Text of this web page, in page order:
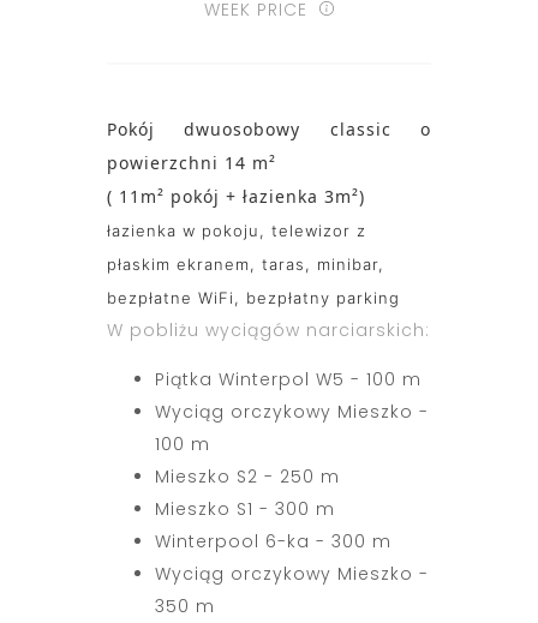
WEEK PRICE
Pokój dwuosobowy classic o
powierzchni 14 m²
( 11m² pokój + łazienka 3m²)
łazienka w pokoju, telewizor z
płaskim ekranem, taras, minibar,
bezpłatne WiFi, bezpłatny parking
W pobliżu wyciągów narciarskich:
Piątka Winterpol W5 - 100 m
Wyciąg orczykowy Mieszko -
100 m
Mieszko S2 - 250 m
Mieszko S1 - 300 m
Winterpool 6-ka - 300 m
Wyciąg orczykowy Mieszko -
350 m